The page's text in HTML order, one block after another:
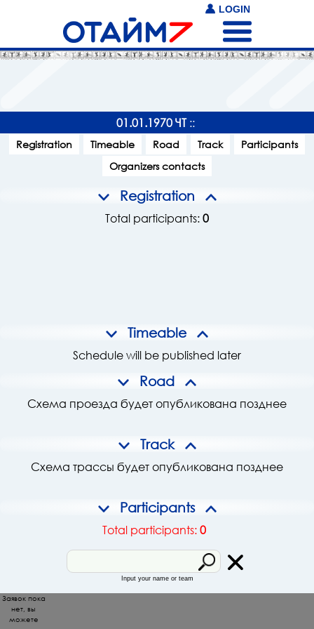
LOGIN
01.01.1970 ЧТ::
Registration Timeable Road Track
Participants
Organizers contacts
Registration
Total participants:0
Timeable
Schedule will be published later
Road
Схема проезда будет опубликована позднее
Track
Схема трассы будет опубликована позднее
Participants
Total participants:0
Input your name or team
Заявок пока
нет, вы
можете